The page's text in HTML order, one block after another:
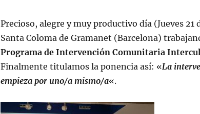
Precioso, alegre y muy productivo día (Jueves 21
Santa Coloma de Gramanet (Barcelona)
Programa de Intervención Comunitaria
Finalmente titulamos la ponencia así: «La
empieza por uno/a mismo/a«.